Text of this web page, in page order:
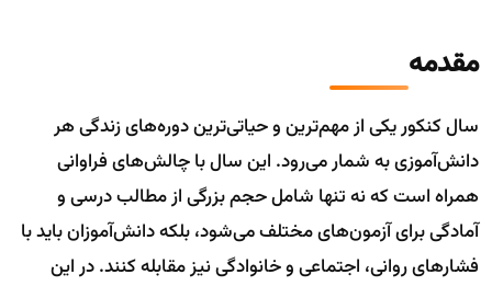
مقدمه
سال کنکور یکی از مهم‌ترین و حیاتی‌ترین دوره‌های زندگی هر
دانش‌آموزی به شمار می‌رود. این سال با چالش‌های فراوانی
همراه است که نه تنها شامل حجم بزرگی از مطالب درسی و
آمادگی برای آزمون‌های مختلف می‌شود، بلکه دانش‌آموزان باید با
فشارهای روانی، اجتماعی و خانوادگی نیز مقابله کنند. در این